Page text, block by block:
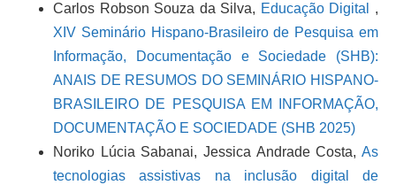
Carlos Robson Souza da Silva, Educação Digital ,
XIV Seminário Hispano-Brasileiro de Pesquisa em
Informação, Documentação e Sociedade (SHB):
ANAIS DE RESUMOS DO SEMINÁRIO HISPANO-
BRASILEIRO DE PESQUISA EM INFORMAÇÃO,
DOCUMENTAÇÃO E SOCIEDADE (SHB 2025)
Noriko Lúcia Sabanai, Jessica Andrade Costa,As
tecnologias assistivas na inclusão digital de